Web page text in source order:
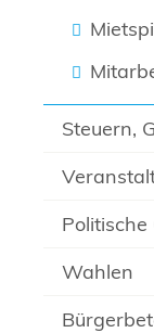
Steuern,
Wahlen